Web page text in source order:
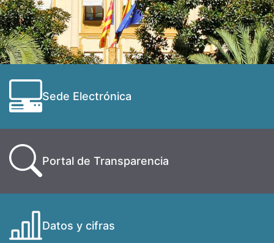
Sede Electrónica
Portal de Transparencia
Datos y cifras